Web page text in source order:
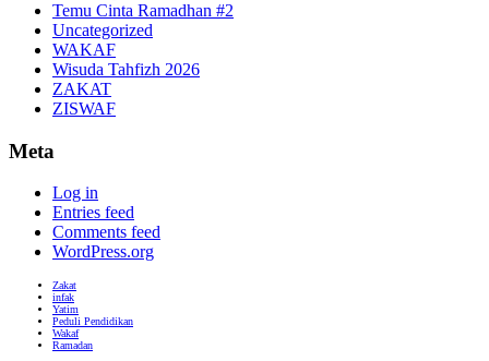
Temu Cinta Ramadhan #2
Uncategorized
WAKAF
Wisuda Tahfizh 2026
ZAKAT
ZISWAF
Meta
Log in
Entries feed
Comments feed
WordPress.org
Zakat
infak
Yatim
Peduli Pendidikan
Wakaf
Ramadan